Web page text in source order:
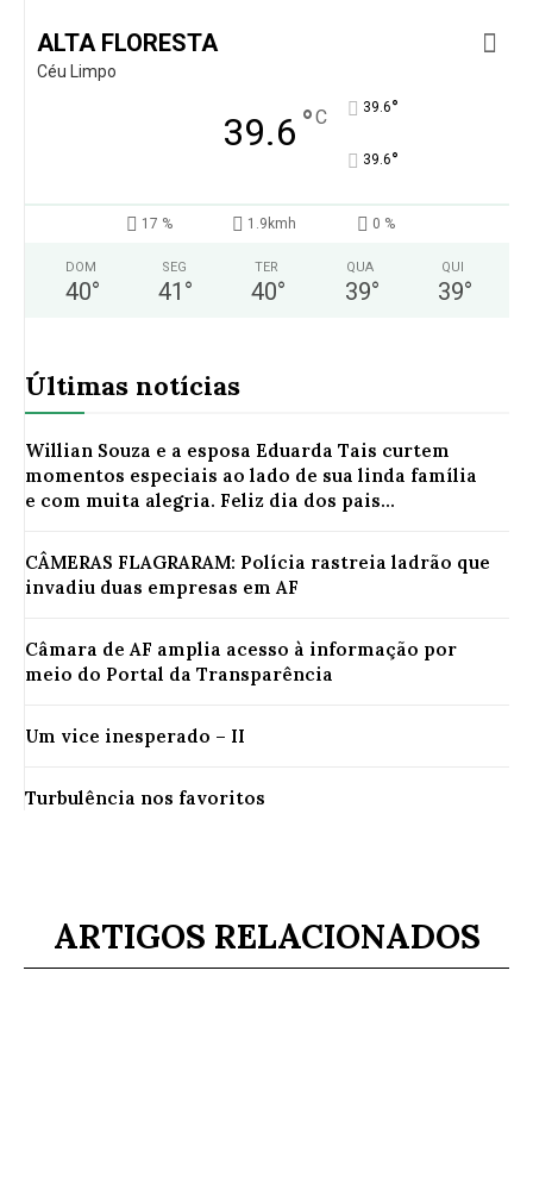
ALTA FLORESTA
Céu Limpo
39.6 °C 39.6°
39.6°
17 % 1.9kmh 0 %
DOM
40°
SEG
41 °
TER
40°
QUA
39°
QUI
39°
Últimas notícias
Willian Souza e a esposa Eduarda Tais curtem
momentos especiais ao lado de sua linda família
e com muita alegria. Feliz dia dos pais...
CÂMERAS FLAGRARAM: Polícia rastreia ladrão que
invadiu duas empresas em AF
Câmara de AF amplia acesso à informação por
meio do Portal da Transparência
Um vice inesperado – II
Turbulência nos favoritos
ARTIGOS RELACIONADOS